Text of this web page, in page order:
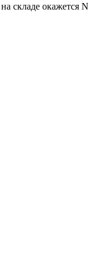
складе окажется